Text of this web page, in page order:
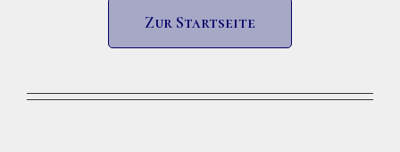
Zur Startseite